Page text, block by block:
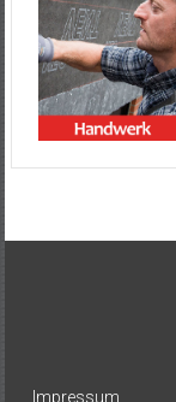
Impressum